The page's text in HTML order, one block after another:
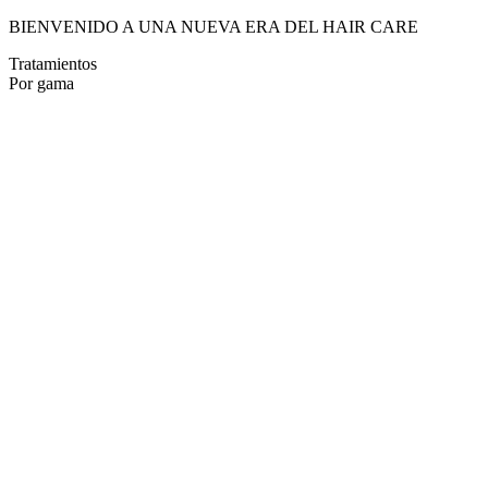
BIENVENIDO A UNA NUEVA ERA DEL HAIR CARE
Tratamientos
Por gama